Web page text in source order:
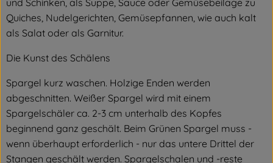
Quiches, Nudelgerichten, Gemüsepfannen, wie auch kalt
als Salat oder als Garnitur.
Die Kunst des Schälens
Spargel kurz waschen. Holzige Enden werden
abgeschnitten. Weißer Spargel wird mit einem
Spargelschäler ca. 2-3 cm unterhalb des Kopfes
beginnend ganz geschält. Beim Grünen Spargel muss -
wenn überhaupt erforderlich - nur das untere Drittel der
Stangen geschält werden. Spargelschalen und -reste